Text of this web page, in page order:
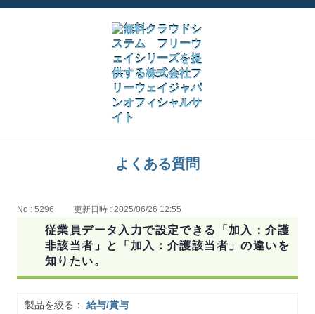
よくある質問
No : 5296 更新日時 : 2025/06/26 12:55
従業員データ入力で設定できる「加入：介護
非該当者」と「加入：介護該当者」の違いを
知りたい。
製品を絞る：
給与/賞与